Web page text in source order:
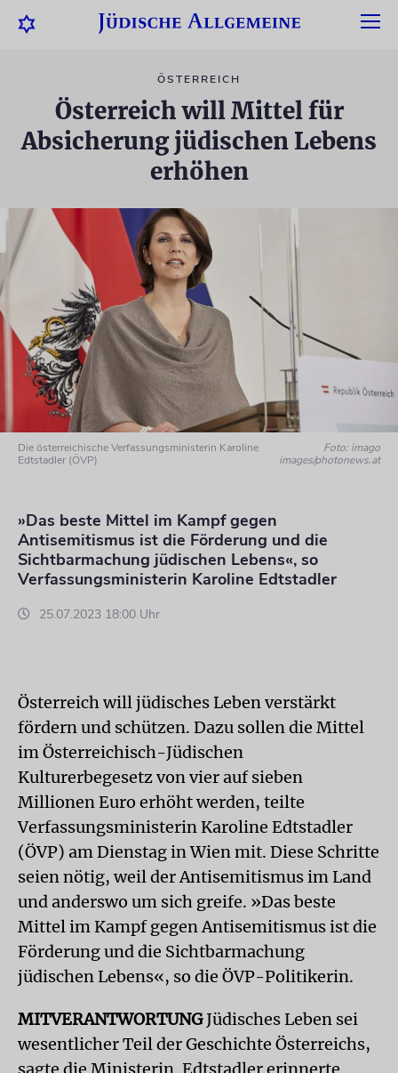
ÖSTERREICH
Österreich will Mittel für
Absicherung jüdischen Lebens
erhöhen
Die österreichische Verfassungsministerin Karoline
Edtstadler (ÖVP)
Foto: imago
images/photonews.at
»Das beste Mittel im Kampf gegen
Antisemitismus ist die Förderung und die
Sichtbarmachung jüdischen Lebens«, so
Verfassungsministerin Karoline Edtstadler
25.07.2023 18:00 Uhr
Österreich will jüdisches Leben verstärkt
fördern und schützen. Dazu sollen die Mittel
im Österreichisch-Jüdischen
Kulturerbegesetz von vier auf sieben
Millionen Euro erhöht werden, teilte
Verfassungsministerin Karoline Edtstadler
(ÖVP) am Dienstag in Wien mit. Diese Schritte
seien nötig, weil der Antisemitismus im Land
und anderswo um sich greife. »Das beste
Mittel im Kampf gegen Antisemitismus ist die
Förderung und die Sichtbarmachung
jüdischen Lebens«, so die ÖVP-Politikerin.
MITVERANTWORTUNGJüdisches Leben sei
wesentlicher Teil der Geschichte Österreichs,